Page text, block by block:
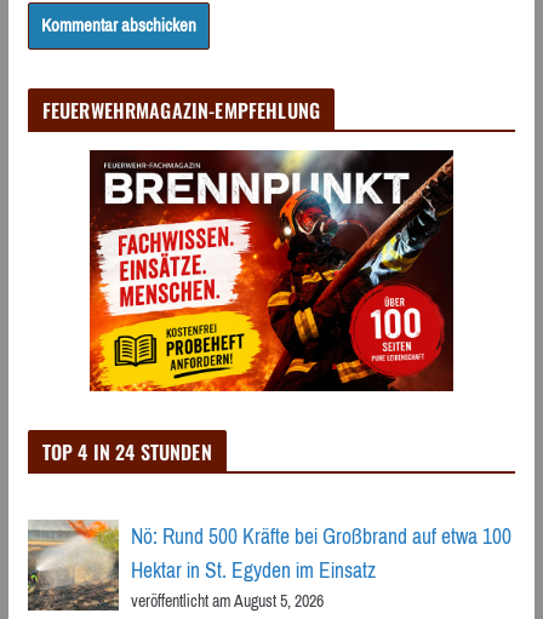
FEUERWEHRMAGAZIN-EMPFEHLUNG
TOP 4 IN 24 STUNDEN
Nö: Rund 500 Kräfte bei Großbrand auf etwa 100
Hektar in St. Egyden im Einsatz
veröffentlicht am August 5, 2026